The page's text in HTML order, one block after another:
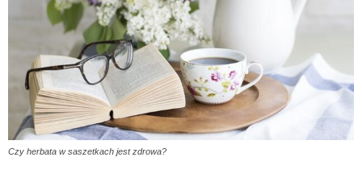
Czy herbata w saszetkach jest zdrowa?